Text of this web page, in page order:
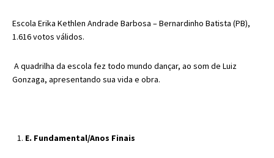
Escola Erika Kethlen Andrade Barbosa – Bernardinho Batista (PB),
1.616 votos válidos.
A quadrilha da escola fez todo mundo dançar, ao som de Luiz
Gonzaga, apresentando sua vida e obra.
E. Fundamental/Anos Finais